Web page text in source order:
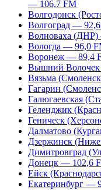
— 106,7 FM
Волгодонск
Волгоград —
Волноваха
Вологда — 96,0
Воронеж — 89,4
Вышний Волочек
Вязьма
Гагарин
Галюгаевская
Геленджик
Геническ
Далматово
Дзержинск
Димитровград
Донецк — 102,6
Ейск
Екатеринбург —